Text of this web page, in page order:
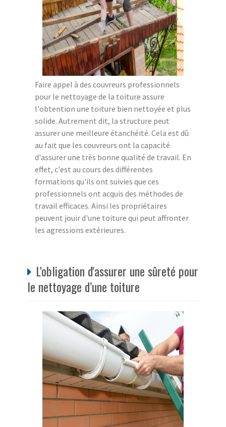
Faire appel à des couvreurs professionnels
pour le nettoyage de la toiture assure
l'obtention une toiture bien nettoyée et plus
solide. Autrement dit, la structure peut
assurer une meilleure étanchéité. Cela est dû
au fait que les couvreurs ont la capacité
d'assurer une très bonne qualité de travail. En
effet, c'est au cours des différentes
formations qu'ils ont suivies que ces
professionnels ont acquis des méthodes de
travail efficaces. Ainsi les propriétaires
peuvent jouir d'une toiture qui peut affronter
les agressions extérieures.
L'obligation d'assurer une sûreté pour
le nettoyage d’une toiture